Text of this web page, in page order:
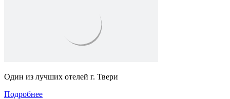
Один из лучших отелей г. Твери
Подробнее